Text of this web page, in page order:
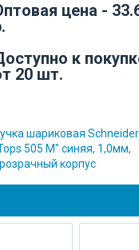
цена -
к
20 шт.
шариковая Schneider
505 M" синяя, 1,0мм,
корпус